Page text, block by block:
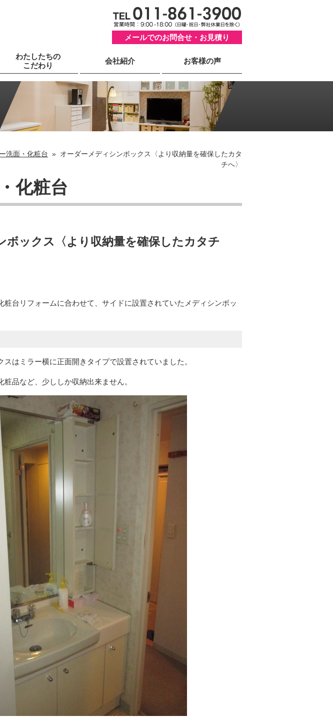
メールでのお問合せ・お見積り
わたしたちの
こだわり
会社紹介 お客様の声
洗面・化粧台 » オーダーメディシンボックス〈より収納量を確保したカタ
チへ〉
化粧台
ボックス〈より収納量を確保したカタチ
粧台リフォームに合わせて、サイドに設置されていたメディシンボッ
はミラー横に正面開きタイプで設置されていました。
品など、少ししか収納出来ません。